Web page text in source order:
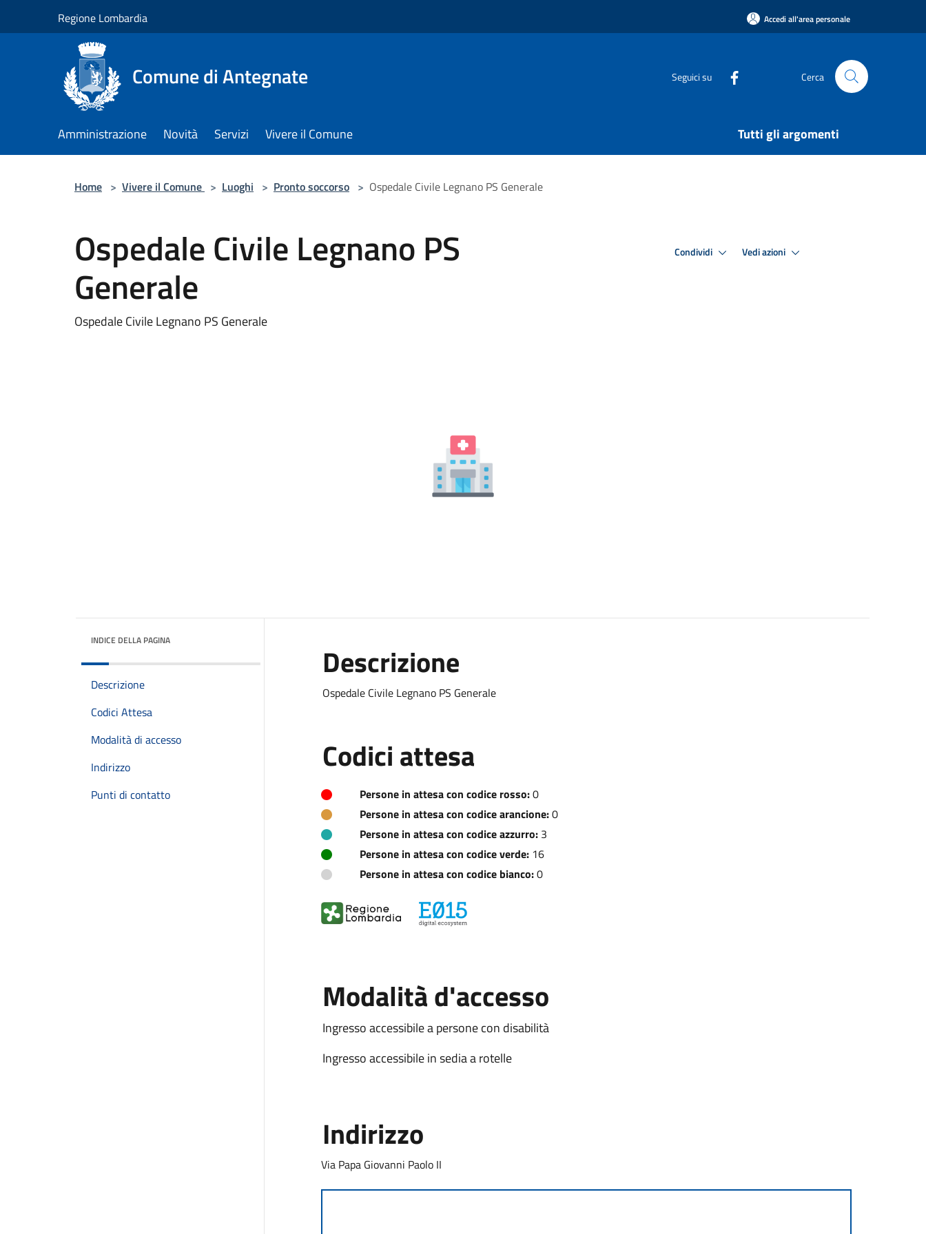
Regione Lombardia Accedi all'area personale
Comune di Antegnate Seguici su Cerca
Amministrazione Novità Servizi Vivere il Comune Tutti gli argomenti
Home > Vivere il Comune > Luoghi > Pronto soccorso > Ospedale Civile Legnano PS Generale
Ospedale Civile Legnano PS
Generale
Ospedale Civile Legnano PS Generale
Condividi Vedi azioni
INDICE DELLA PAGINA
Descrizione
Codici Attesa
Modalità di accesso
Indirizzo
Punti di contatto
Descrizione
Ospedale Civile Legnano PS Generale
Codici attesa
Persone in attesa con codice rosso:0
Persone in attesa con codice arancione:0
Persone in attesa con codice azzurro:3
Persone in attesa con codice verde:16
Persone in attesa con codice bianco:0
Modalità d'accesso
Ingresso accessibile a persone con disabilità
Ingresso accessibile in sedia a rotelle
Indirizzo
Via Papa Giovanni Paolo II